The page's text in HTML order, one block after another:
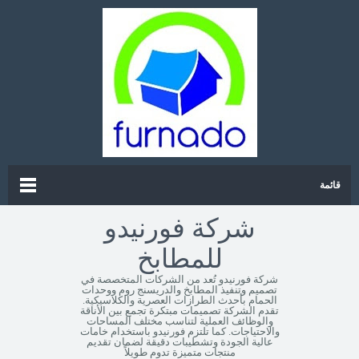
قائمة
شركة فورنيدو
للمطابخ
شركة فورنيدو تُعد من الشركات المتخصصة في
تصميم وتنفيذ المطابخ والدريسنج روم ووحدات
الحمام بأحدث الطرازات العصرية والكلاسيكية.
تقدم الشركة تصميمات مبتكرة تجمع بين الأناقة
والوظائف العملية لتناسب مختلف المساحات
والاحتياجات. كما تلتزم فورنيدو باستخدام خامات
عالية الجودة وتشطيبات دقيقة لضمان تقديم
منتجات متميزة تدوم طويلاً